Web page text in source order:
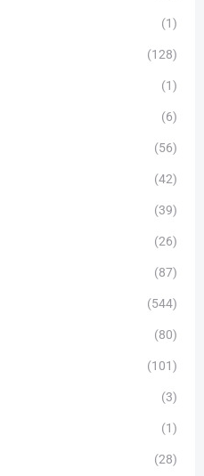
(1)
(128)
(1)
(6)
(56)
(42)
(39)
(26)
(87)
(544)
(80)
(101)
(3)
(1)
(28)